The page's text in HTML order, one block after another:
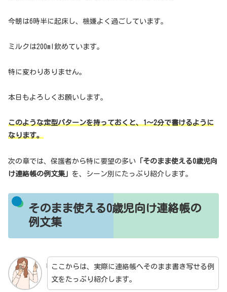
今朝は6時半に起床し、機嫌よく過ごしています。
ミルクは200ml飲めています。
特に変わりありません。
本日もよろしくお願いします。
このような定型パターンを持っておくと、1〜2分で書けるように
なります。
次の章では、保護者から特に要望の多い 「そのまま使える0歳児向
け連絡帳の例文集」 を、シーン別にたっぷり紹介します。
そのまま使える0歳児向け連絡帳の
例文集
ここからは、実際に連絡帳へそのまま書き写せる例
文をたっぷり紹介します。